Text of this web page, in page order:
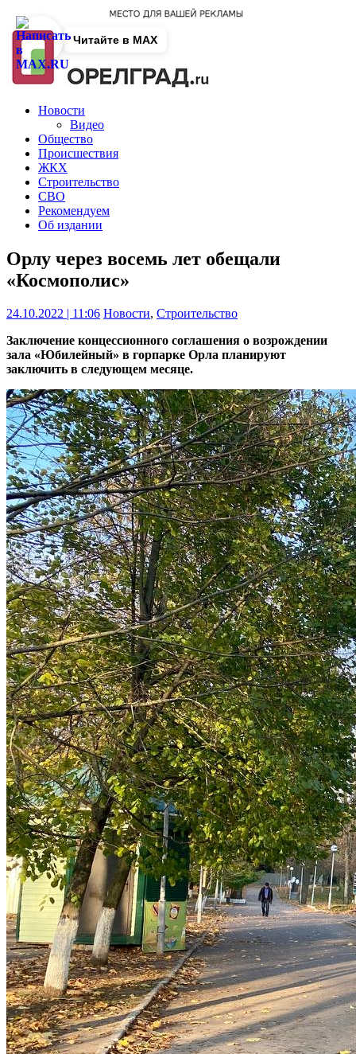
Новости
Видео
Общество
Происшествия
ЖКХ
Строительство
СВО
Рекомендуем
Об издании
Орлу через восемь лет обещали
«Космополис»
24.10.2022 | 11:06 Новости, Строительство
Заключение концессионного соглашения о возрождении
зала «Юбилейный» в горпарке Орла планируют
заключить в следующем месяце.
Читайте в MAX